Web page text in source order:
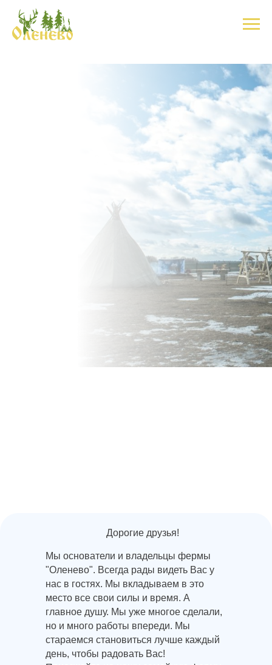
Заказать экскурсию
Мы основатели и владельцы фермы
"Оленево". Всегда рады видеть Вас у
нас в гостях. Мы вкладываем в это
место все свои силы и время. А
главное душу. Мы уже многое сделали,
но и много работы впереди. Мы
стараемся становиться лучше каждый
день, чтобы радовать Вас!
Дорогие друзья!